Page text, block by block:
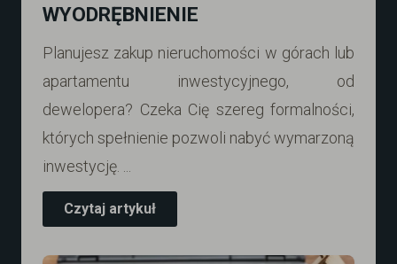
WYODRĘBNIENIE
Planujesz zakup nieruchomości w górach lub
apartamentu inwestycyjnego, od
dewelopera? Czeka Cię szereg formalności,
których spełnienie pozwoli nabyć wymarzoną
inwestycję. ...
Czytaj artykuł